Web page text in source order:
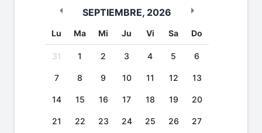
SEPTIEMBRE, 2026
Lu Ma Mi Ju Vi Sa Do
31 1 2 3 4 5 6
7 8 9 10 11 12 13
14 15 16 17 18 19 20
21 22 23 24 25 26 27